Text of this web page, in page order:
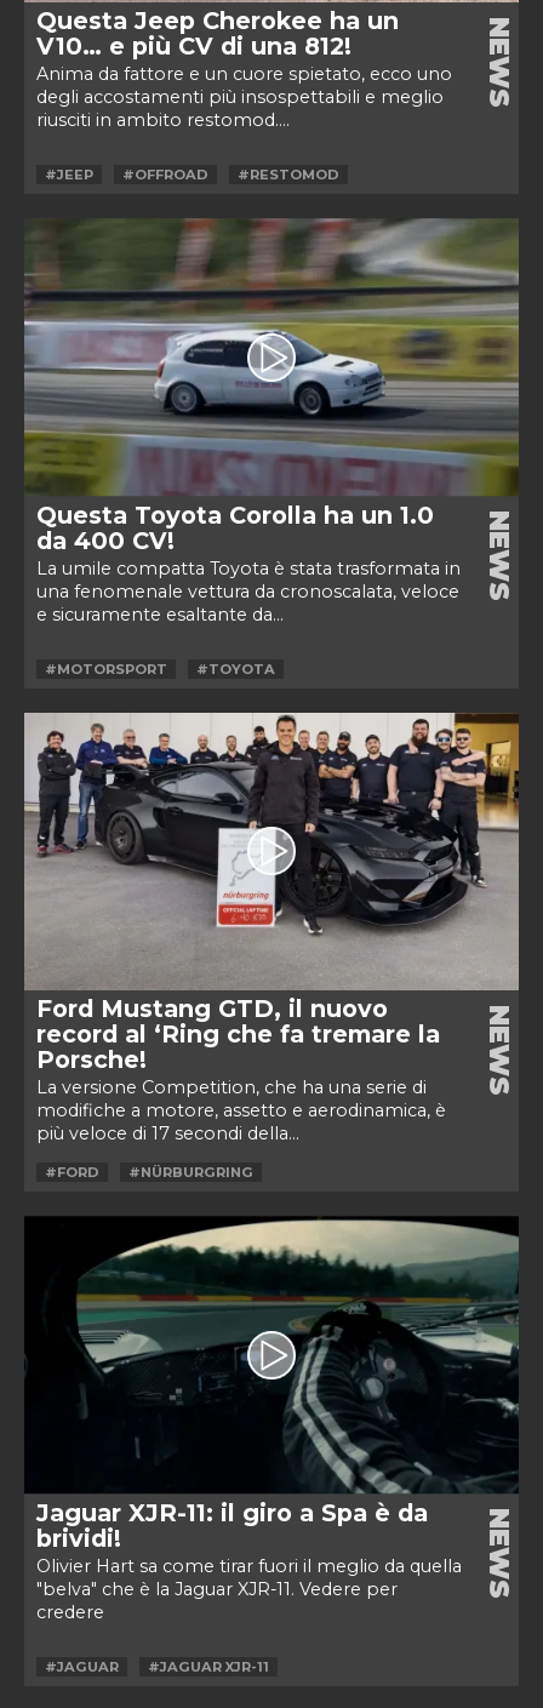
Questa Jeep Cherokee ha un
V10… e più CV di una 812!
Anima da fattore e un cuore spietato, ecco uno
degli accostamenti più insospettabili e meglio
riusciti in ambito restomod....
NEWS
#JEEP #OFFROAD #RESTOMOD
Questa Toyota Corolla ha un 1.0
da 400 CV!
La umile compatta Toyota è stata trasformata in
una fenomenale vettura da cronoscalata, veloce
e sicuramente esaltante da...
NEWS
#MOTORSPORT #TOYOTA
Ford Mustang GTD, il nuovo
record al ‘Ring che fa tremare la
Porsche!
La versione Competition, che ha una serie di
modifiche a motore, assetto e aerodinamica, è
più veloce di 17 secondi della...
NEWS
#FORD #NÜRBURGRING
Jaguar XJR-11: il giro a Spa è da
brividi!
Olivier Hart sa come tirar fuori il meglio da quella
"belva" che è la Jaguar XJR-11. Vedere per
credere
NEWS
#JAGUAR #JAGUAR XJR-11